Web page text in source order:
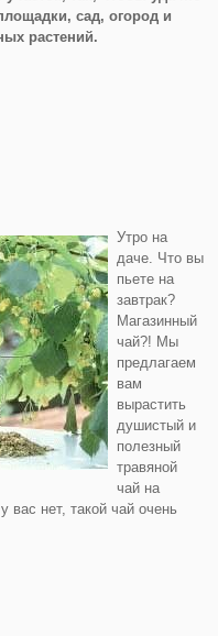
сад, огород и
растений.
Утро на
даче. Что вы
пьете на
завтрак?
Магазинный
чай?! Мы
предлагаем
вам
вырастить
душистый и
полезный
травяной
чай на
вас нет, такой чай очень